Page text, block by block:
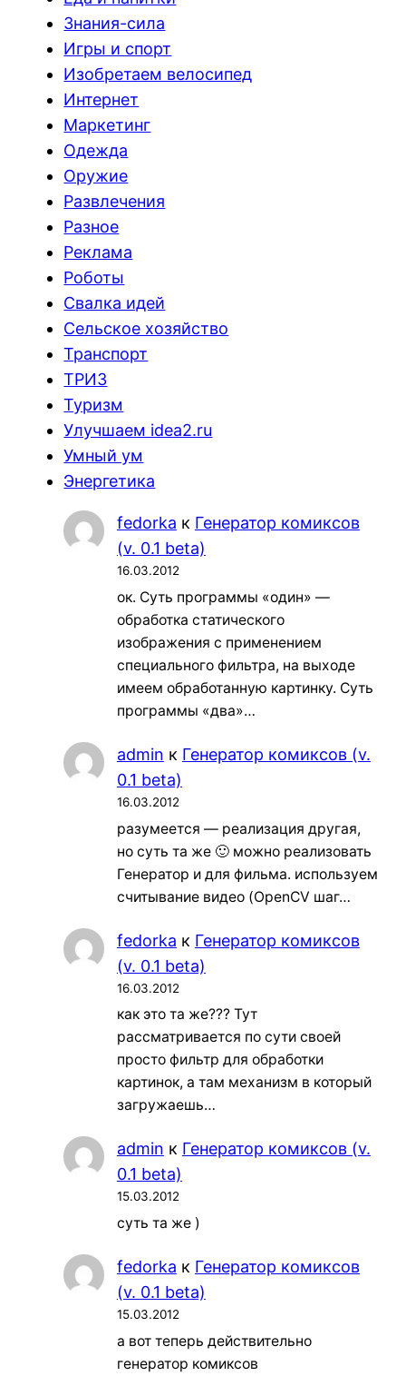
Знания-сила
Игры и спорт
Изобретаем велосипед
Интернет
Маркетинг
Одежда
Оружие
Развлечения
Разное
Реклама
Роботы
Свалка идей
Сельское хозяйство
Транспорт
ТРИЗ
Туризм
Улучшаем idea2.ru
Умный ум
Энергетика
fedorka к Генератор комиксов
(v. 0.1 beta)
16.03.2012
ок. Суть программы «один» —
обработка статического
изображения с применением
специального фильтра, на выходе
имеем обработанную картинку. Суть
программы «два»…
admin к Генератор комиксов (v.
0.1 beta)
16.03.2012
разумеется — реализация другая,
но суть та же 🙂 можно реализовать
Генератор и для фильма. используем
считывание видео (OpenCV шаг…
fedorka к Генератор комиксов
(v. 0.1 beta)
16.03.2012
как это та же??? Тут
рассматривается по сути своей
просто фильтр для обработки
картинок, а там механизм в который
загружаешь…
admin к Генератор комиксов (v.
0.1 beta)
15.03.2012
суть та же )
fedorka к Генератор комиксов
(v. 0.1 beta)
15.03.2012
а вот теперь действительно
генератор комиксов